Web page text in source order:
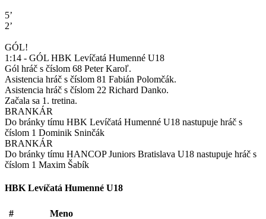
5’
2’
GÓL!
1:14 - GÓL HBK Levíčatá Humenné U18
Gól hráč s číslom 68 Peter Karoľ.
Asistencia hráč s číslom 81 Fabián Polomčák.
Asistencia hráč s číslom 22 Richard Danko.
Začala sa 1. tretina.
BRANKÁR
Do bránky tímu HBK Levíčatá Humenné U18 nastupuje hráč s
číslom 1 Dominik Sninčák
BRANKÁR
Do bránky tímu HANCOP Juniors Bratislava U18 nastupuje hráč s
číslom 1 Maxim Šabík
HBK Levíčatá Humenné U18
#
Meno